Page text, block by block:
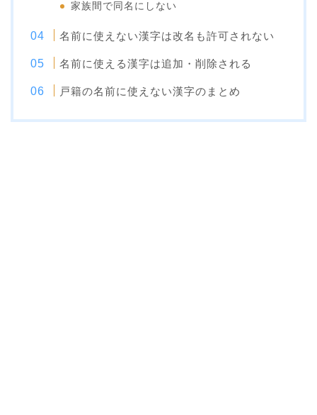
家族間で同名にしない
名前に使えない漢字は改名も許可されない
名前に使える漢字は追加・削除される
戸籍の名前に使えない漢字のまとめ